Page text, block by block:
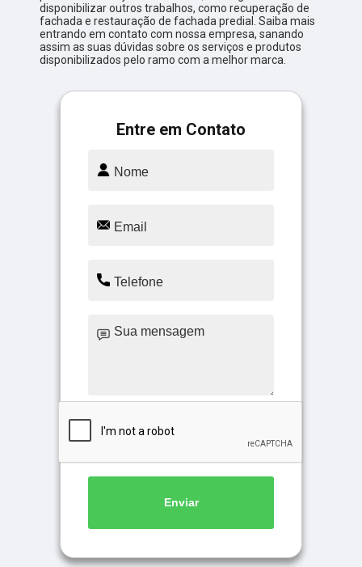
disponibilizar outros trabalhos, como recuperação de
fachada e restauração de fachada predial. Saiba mais
entrando em contato com nossa empresa, sanando
assim as suas dúvidas sobre os serviços e produtos
disponibilizados pelo ramo com a melhor marca.
Entre em Contato
Enviar